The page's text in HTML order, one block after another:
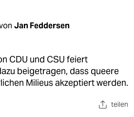
Jan Feddersen
CDU und CSU feiert
beigetragen, dass queere
Milieus akzeptiert werden.
teilen